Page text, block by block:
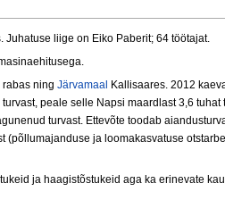
Juhatuse liige on Eiko Paberit; 64 töötajat.
rabas ning Järvamaal Kallisaares. 2012
peale selle Napsi maardlast 3,6 tuhat
turvast. Ettevõte toodab
ja loomakasvatuse
ja haagistõstukeid aga ka erinevate